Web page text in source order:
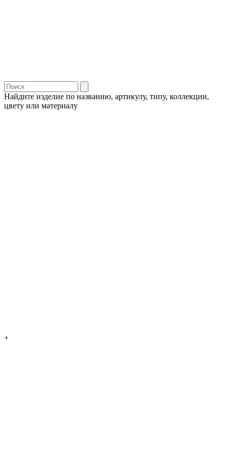
Найдите изделие по названию, артикулу, типу, коллекции,
цвету или материалу
+